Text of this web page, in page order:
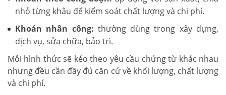
nhỏ từng khâu để kiểm soát chất lượng và chi phí.
Khoán nhân công: thường dùng trong xây dựng,
dịch vụ, sửa chữa, bảo trì.
Mỗi hình thức sẽ kéo theo yêu cầu chứng từ khác nhau
nhưng đều cần đầy đủ căn cứ về khối lượng, chất lượng
và chi phí.